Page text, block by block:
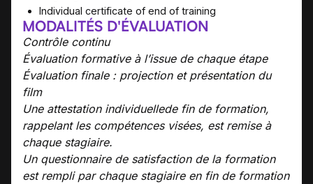
Individual certificate of end of training
MODALITÉS D'ÉVALUATION
Contrôle continu
Évaluation formative à l’issue de chaque étape
Évaluation finale : projection et présentation du
film
Une attestation individuellede fin de formation,
rappelant les compétences visées, est remise à
chaque stagiaire.
Un questionnaire de satisfaction de la formation
est rempli par chaque stagiaire en fin de formation